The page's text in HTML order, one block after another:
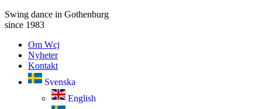
Swing dance in Gothenburg
since 1983
Om Wcj
Nyheter
Kontakt
Svenska
English